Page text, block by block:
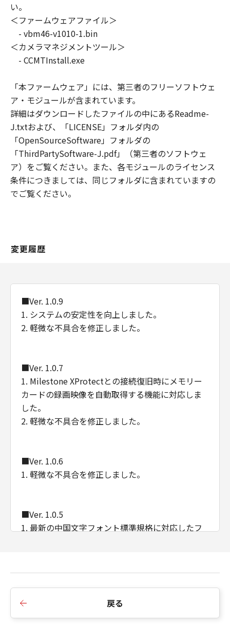
なる責任も負うものではありません。
また、本契約書に基づき「本ファームウェ
ア」及び「本プログラム」に対してアップ
グレード、バグの修正あるいはサポートが
保証の否認・免責
(1) 「本ファームウェア」及び「本プログ
ラム」は、『現状のまま』の状態で使用許
諾されます。キヤノン、キヤノンの子会
社、キヤノンの関連会社、それらの販売代
理店または販売店、またはキヤノンのライ
センサーのいずれも、｢本ファームウェア｣
及び「本プログラム」に関して、商品性お
よび特定の目的への適合性の保証を含め、
の関連会社、それらの販売代理店または販
るいかなる損害（逸失利益およびその他の
派生的または付随的な損害を含むがこれら
に限定されない全ての損害を言います。）
たとえ、キヤノン、キヤノンの子会社、キ
ヤノンの関連会社、それらの販売代理店ま
たは販売店、またはキヤノンのライセンサ
ていた場合でも同様です。
売店、またはキヤノンのライセンサーのい
ずれも、「本ファームウェア」及び「本プ
者との間に生じたいかなる紛争について
も、一切責任を負わないものとします。
国の全ての輸出管理法、規制および規則を
遵守することを表明および保証いただくと
ともに、当該輸出管理法、規制および規則
に違反して、または日本国政府または関連
い。
＜ファームウェアファイル＞
- vbm46-v1010-1.bin
＜カメラマネジメントツール＞
- CCMTInstall.exe
「本ファームウェア」には、第三者のフリーソフトウェ
ア・モジュールが含まれています。
詳細はダウンロードしたファイルの中にあるReadme-
J.txtおよび、「LICENSE」フォルダ内の
「OpenSourceSoftware」フォルダの
「ThirdPartySoftware-J.pdf」（第三者のソフトウェ
ア）をご覧ください。また、各モジュールのライセンス
条件につきましては、同じフォルダに含まれていますの
でご覧ください。
変更履歴
■Ver. 1.0.9
1. システムの安定性を向上しました。
2. 軽微な不具合を修正しました。
■Ver. 1.0.7
1. Milestone XProtectとの接続復旧時にメモリー
カードの録画映像を自動取得する機能に対応しま
した。
2. 軽微な不具合を修正しました。
■Ver. 1.0.6
1. 軽微な不具合を修正しました。
■Ver. 1.0.5
1. 最新の中国文字フォント標準規格に対応したフ
■Ver. 1.0.3
戻る